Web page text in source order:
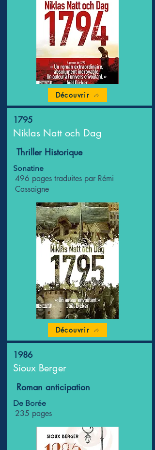
Découvrir
1795
Niklas Natt och Dag
Thriller Historique
Sonatine
496 pages traduites par Rémi
Cassaigne
Découvrir
1986
Sioux Berger
Roman anticipation
De Borée
235 pages